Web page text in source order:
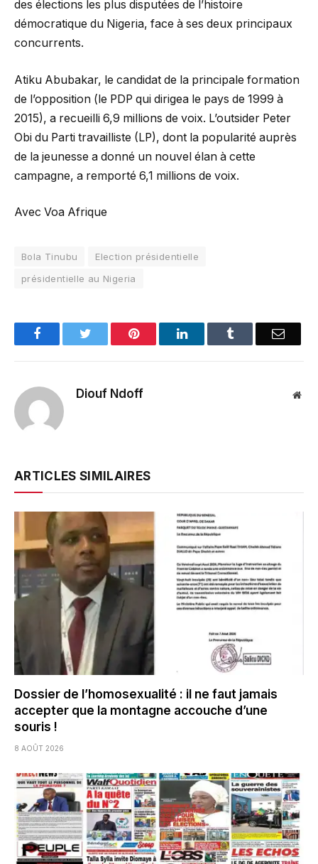
des élections les plus disputées de l’histoire
démocratique du Nigeria, face à ses deux principaux
concurrents.
Atiku Abubakar, le candidat de la principale formation
de l’opposition (le PDP qui dirigea le pays de 1999 à
2015), a recueilli 6,9 millions de voix. L’outsider Peter
Obi du Parti travailliste (LP), dont la popularité auprès
de la jeunesse a donné un nouvel élan à cette
campagne, a remporté 6,1 millions de voix.
Avec Voa Afrique
Bola Tinubu
Election présidentielle
présidentielle au Nigeria
FacebookTwitter Pinterest LinkedInTumblr Email
Diouf Ndoff
ARTICLES SIMILAIRES
Dossier de l’homosexualité : il ne faut jamais
accepter que la montagne accouche d’une
souris !
8 AOÛT 2026